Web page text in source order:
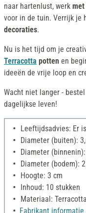
naar hartenlust, werk met
voor in de tuin. Verrijk je
decoraties.
Nu is het tijd om je
Terracotta potten en
ideeën de vrije loop en
Wacht niet langer -
dagelijkse leven!
Leeftijdsadvies: Er
Diameter (buiten):
Diameter
Diameter (bodem):
Hoogte: 3 cm
Inhoud: 10 stukken
Materiaal: Terracotta
Fabrikant informatie